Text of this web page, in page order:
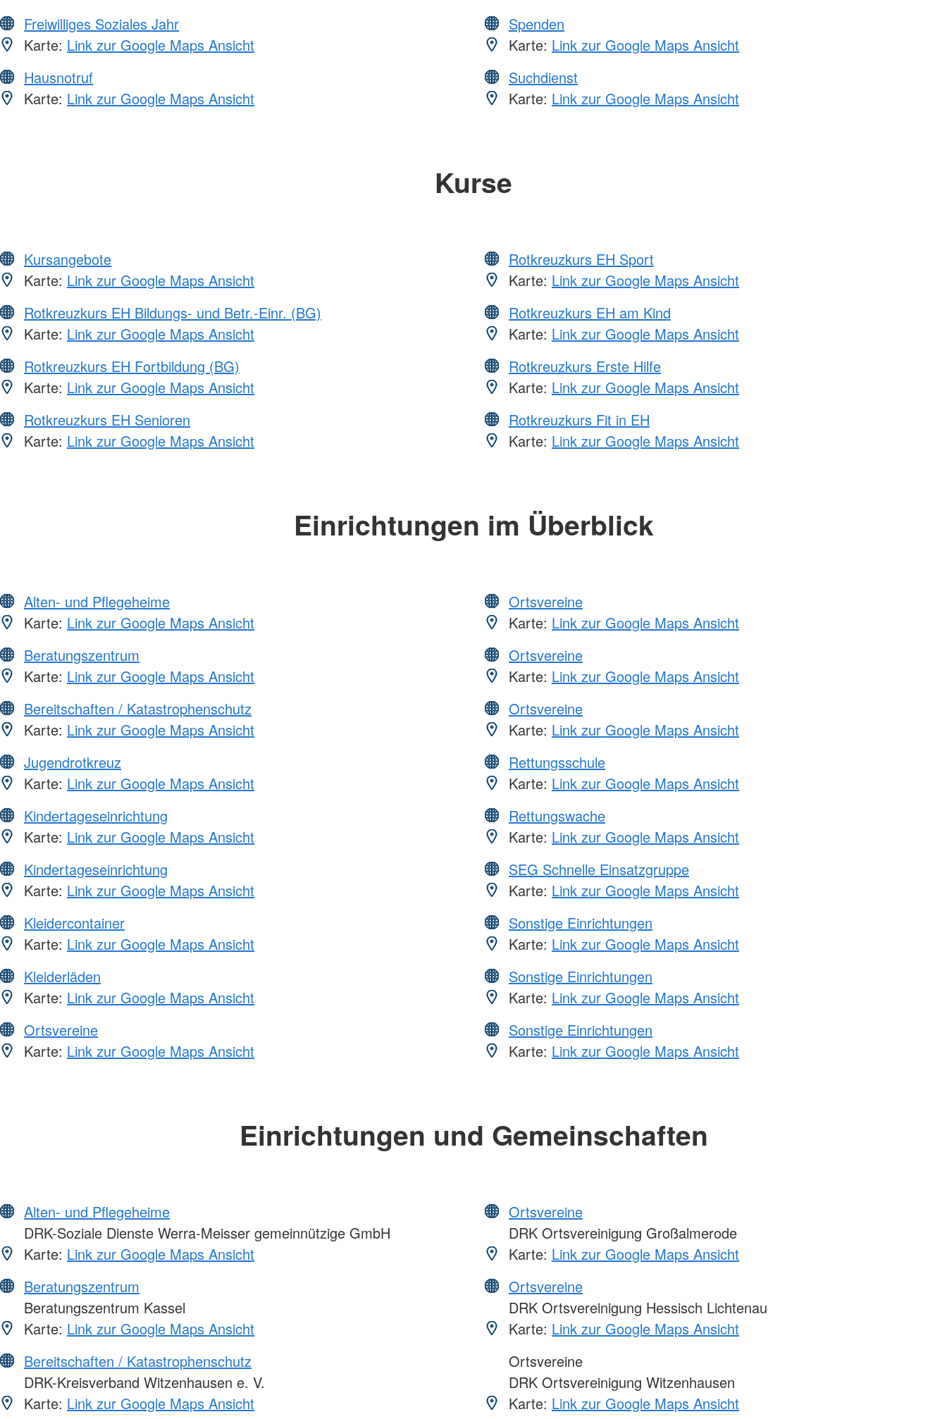
Freiwilliges Soziales Jahr
Karte: Link zur Google Maps Ansicht
Hausnotruf
Karte: Link zur Google Maps Ansicht
Spenden
Karte: Link zur Google Maps Ansicht
Suchdienst
Karte: Link zur Google Maps Ansicht
Kurse
Kursangebote
Karte: Link zur Google Maps Ansicht
Rotkreuzkurs EH Bildungs- und Betr.-Einr. (BG)
Karte: Link zur Google Maps Ansicht
Rotkreuzkurs EH Fortbildung (BG)
Karte: Link zur Google Maps Ansicht
Rotkreuzkurs EH Senioren
Karte: Link zur Google Maps Ansicht
Rotkreuzkurs EH Sport
Karte: Link zur Google Maps Ansicht
Rotkreuzkurs EH am Kind
Karte: Link zur Google Maps Ansicht
Rotkreuzkurs Erste Hilfe
Karte: Link zur Google Maps Ansicht
Rotkreuzkurs Fit in EH
Karte: Link zur Google Maps Ansicht
Einrichtungen im Überblick
Alten- und Pflegeheime
Karte: Link zur Google Maps Ansicht
Beratungszentrum
Karte: Link zur Google Maps Ansicht
Bereitschaften / Katastrophenschutz
Karte: Link zur Google Maps Ansicht
Jugendrotkreuz
Karte: Link zur Google Maps Ansicht
Kindertageseinrichtung
Karte: Link zur Google Maps Ansicht
Kindertageseinrichtung
Karte: Link zur Google Maps Ansicht
Kleidercontainer
Karte: Link zur Google Maps Ansicht
Kleiderläden
Karte: Link zur Google Maps Ansicht
Ortsvereine
Karte: Link zur Google Maps Ansicht
Ortsvereine
Karte: Link zur Google Maps Ansicht
Ortsvereine
Karte: Link zur Google Maps Ansicht
Ortsvereine
Karte: Link zur Google Maps Ansicht
Rettungsschule
Karte: Link zur Google Maps Ansicht
Rettungswache
Karte: Link zur Google Maps Ansicht
SEG Schnelle Einsatzgruppe
Karte: Link zur Google Maps Ansicht
Sonstige Einrichtungen
Karte: Link zur Google Maps Ansicht
Sonstige Einrichtungen
Karte: Link zur Google Maps Ansicht
Sonstige Einrichtungen
Karte: Link zur Google Maps Ansicht
Einrichtungen und Gemeinschaften
Alten- und Pflegeheime
DRK-Soziale Dienste Werra-Meisser gemeinnützige GmbH
Karte: Link zur Google Maps Ansicht
Beratungszentrum
Beratungszentrum Kassel
Karte: Link zur Google Maps Ansicht
Bereitschaften / Katastrophenschutz
DRK-Kreisverband Witzenhausen e. V.
Karte: Link zur Google Maps Ansicht
Ortsvereine
DRK Ortsvereinigung Großalmerode
Karte: Link zur Google Maps Ansicht
Ortsvereine
DRK Ortsvereinigung Hessisch Lichtenau
Karte: Link zur Google Maps Ansicht
Ortsvereine
DRK Ortsvereinigung Witzenhausen
Karte: Link zur Google Maps Ansicht